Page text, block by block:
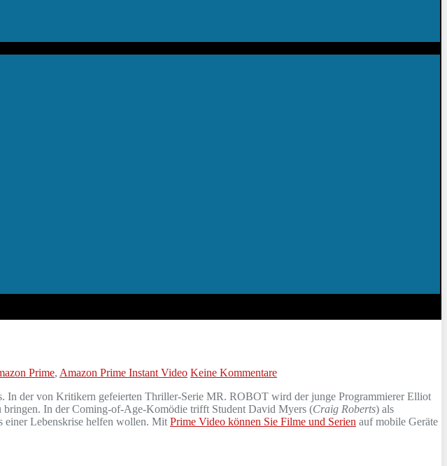
Prime, Amazon Prime Instant Video Keine Kommentare
In der von Kritikern gefeierten Thriller-Serie MR. ROBOT wird der junge Programmierer Elliot
In der Coming-of-Age-Komödie trifft Student David Myers (Craig Roberts) als
einer Lebenskrise helfen wollen. Mit Prime Video können Sie Filme und Serien auf mobile Geräte